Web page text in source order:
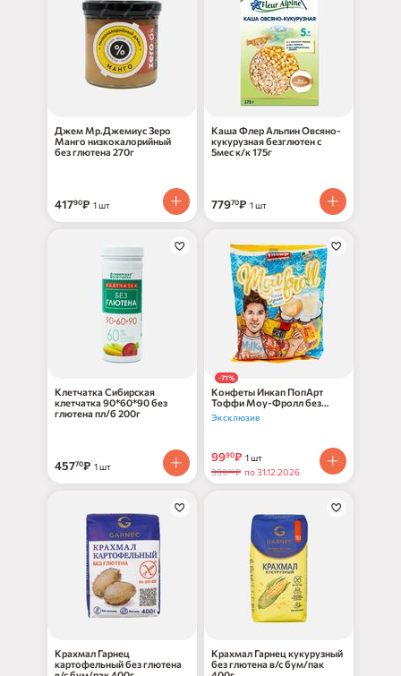
Джем Мр.Джемиус Зеро
Манго низкокалорийный
без глютена 270г
41790₽ 1 шт
Каша Флер Альпин Овсяно-
кукурузная безглютен с
5мес к/к 175г
77970₽ 1 шт
Клетчатка Сибирская
клетчатка 90*60*90 без
глютена пл/б 200г
45770₽ 1 шт
-71%
Конфеты Инкап ПопАрт
Тоффи Моу-Фролл без
глютена 100г
Эксклюзив
9990₽ 1 шт
33990₽ по 31.12.2026
Крахмал Гарнец
картофельный без глютена
Крахмал Гарнец кукурузный
без глютена в/с бум/пак